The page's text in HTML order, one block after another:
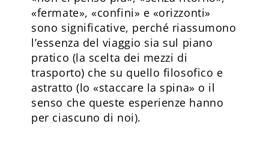
«fermate», «confini» e «orizzonti»
sono significative, perché riassumono
l’essenza del viaggio sia sul piano
pratico (la scelta dei mezzi di
trasporto) che su quello filosofico e
astratto (lo «staccare la spina» o il
senso che queste esperienze hanno
per ciascuno di noi).